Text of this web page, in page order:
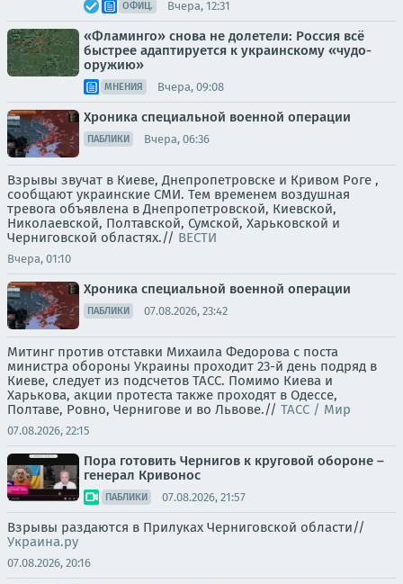
ОФИЦ. Вчера, 12:31
«Фламинго» снова не долетели: Россия всё
быстрее адаптируется к украинскому «чудо-
оружию»
МНЕНИЯ Вчера, 09:08
Хроника специальной военной операции
ПАБЛИКИ Вчера, 06:36
Взрывы звучат в Киеве, Днепропетровске и Кривом Роге ,
сообщают украинские СМИ. Тем временем воздушная
тревога объявлена в Днепропетровской, Киевской,
Николаевской, Полтавской, Сумской, Харьковской и
Черниговской областях.// ВЕСТИ
Вчера, 01:10
Хроника специальной военной операции
ПАБЛИКИ 07.08.2026, 23:42
Митинг против отставки Михаила Федорова с поста
министра обороны Украины проходит 23-й день подряд в
Киеве, следует из подсчетов ТАСС. Помимо Киева и
Харькова, акции протеста также проходят в Одессе,
Полтаве, Ровно, Чернигове и во Львове.// ТАСС / Мир
07.08.2026, 22:15
Пора готовить Чернигов к круговой обороне –
генерал Кривонос
ПАБЛИКИ 07.08.2026, 21:57
Взрывы раздаются в Прилуках Черниговской области//
Украина.ру
07.08.2026, 20:16